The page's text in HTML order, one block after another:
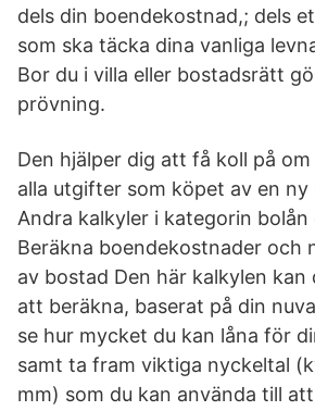
dels din boendekostnad,; dels
som ska täcka dina vanliga
Bor du i villa eller bostadsrätt
prövning.
Den hjälper dig att få koll på
alla utgifter som köpet av en
Andra kalkyler i kategorin bolån
Beräkna boendekostnader och
av bostad Den här kalkylen kan
att beräkna, baserat på din
se hur mycket du kan låna för
samt ta fram viktiga nyckeltal
mm) som du kan använda till